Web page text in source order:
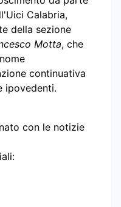
Calabria,
della sezione
Motta, che
continuativa
ipovedenti.
con le notizie